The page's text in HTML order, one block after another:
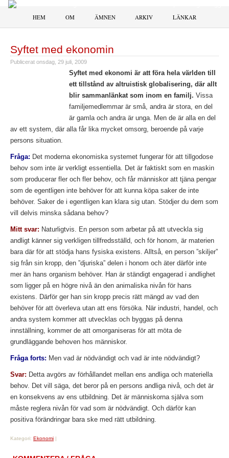
HEM OM ÄMNEN ARKIV LÄNKAR
Syftet med ekonomin
Publicerat onsdag, 29 juli, 2009
Syftet med ekonomi är att föra hela världen till
ett tillstånd av altruistisk globalisering, där allt
blir sammanlänkat som inom en familj. Vissa
familjemedlemmar är små, andra är stora, en del
är gamla och andra är unga. Men de är alla en del
av ett system, där alla får lika mycket omsorg, beroende på varje
persons situation.
Fråga: Det moderna ekonomiska systemet fungerar för att tillgodose
behov som inte är verkligt essentiella. Det är faktiskt som en maskin
som producerar fler och fler behov, och får människor att tjäna pengar
som de egentligen inte behöver för att kunna köpa saker de inte
behöver. Saker de i egentligen kan klara sig utan. Stödjer du dem som
vill delvis minska sådana behov?
Mitt svar: Naturligtvis. En person som arbetar på att utveckla sig
andligt känner sig verkligen tillfredsställd, och för honom, är materien
bara där för att stödja hans fysiska existens. Alltså, en person ”skiljer”
sig från sin kropp, den ”djuriska” delen i honom och äter därför inte
mer än hans organism behöver. Han är ständigt engagerad i andlighet
som ligger på en högre nivå än den animaliska nivån för hans
existens. Därför ger han sin kropp precis rätt mängd av vad den
behöver för att överleva utan att ens försöka. När industri, handel, och
andra system kommer att utvecklas och byggas på denna
innställning, kommer de att omorganiseras för att möta de
grundläggande behoven hos människor.
Fråga forts: Men vad är nödvändigt och vad är inte nödvändigt?
Svar: Detta avgörs av förhållandet mellan ens andliga och materiella
behov. Det vill säga, det beror på en persons andliga nivå, och det är
en konsekvens av ens utbildning. Det är människorna själva som
måste reglera nivån för vad som är nödvändigt. Och därför kan
positiva förändringar bara ske med rätt utbildning.
Kategori: Ekonomi |